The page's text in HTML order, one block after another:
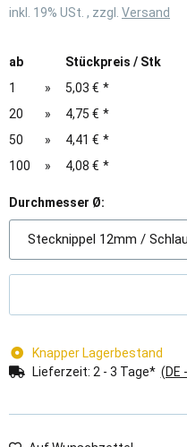
inkl. 19% USt. , zzgl. Versand
ab
Stückpreis / Stk
1
» 5,03 € *
20
» 4,75 € *
50
» 4,41 € *
100
» 4,08 € *
Durchmesser Ø:
Stecknippel 12mm /
Knapper Lagerbestand
Lieferzeit: 2 - 3 Tage* (DE